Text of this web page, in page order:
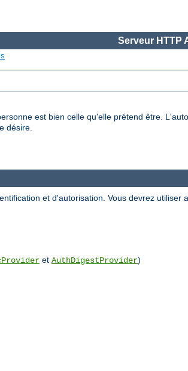
Serveur HTTP
est bien celle qu'elle prétend être.
désire.
et d'autorisation. Vous devrez utiliser
et AuthDigestProvider)